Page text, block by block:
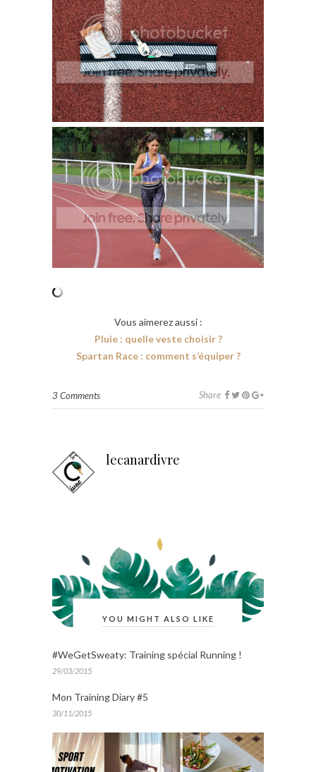
Vous aimerez aussi :
Pluie : quelle veste choisir ?
Spartan Race : comment s’équiper ?
3 Comments Share
lecanardivre
YOU MIGHT ALSO LIKE
#WeGetSweaty: Training spécial Running !
29/03/2015
Mon Training Diary #5
30/11/2015